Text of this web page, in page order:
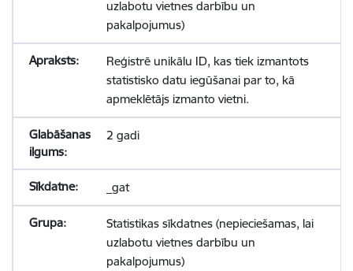
uzlabotu vietnes darbību un
pakalpojumus)
Reģistrē unikālu ID, kas tiek izmantots
statistisko datu iegūšanai par to, kā
apmeklētājs izmanto vietni.
2 gadi
_gat
Statistikas sīkdatnes (nepieciešamas, lai
uzlabotu vietnes darbību un
pakalpojumus)